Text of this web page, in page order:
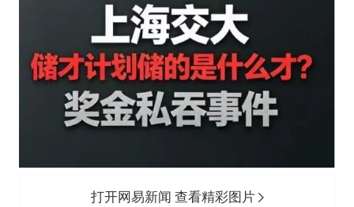
打开网易新闻 查看精彩图片